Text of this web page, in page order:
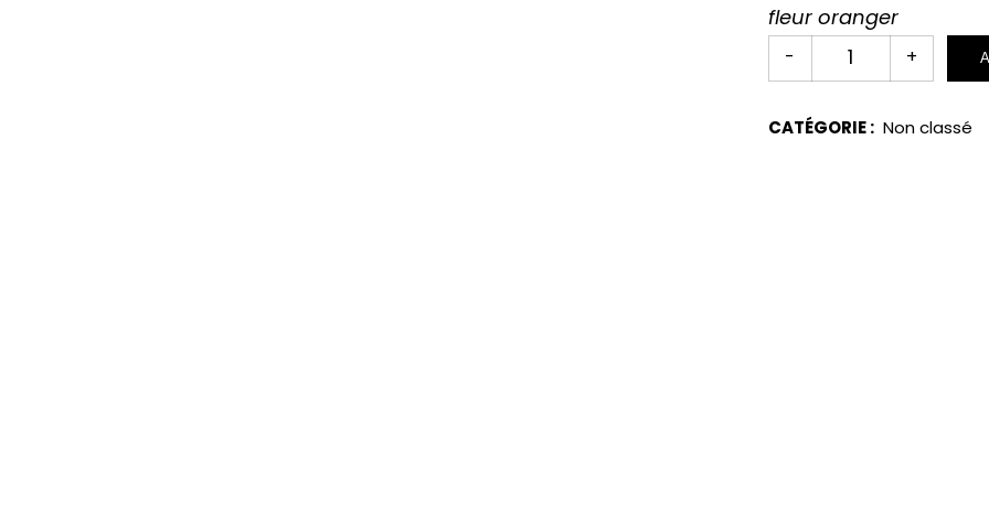
fleur oranger
CATÉGORIE : Non classé